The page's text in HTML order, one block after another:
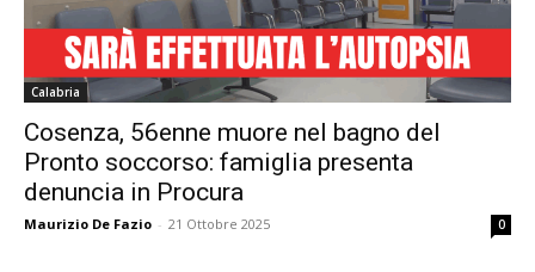
Calabria
Cosenza, 56enne muore nel bagno del
Pronto soccorso: famiglia presenta
denuncia in Procura
Maurizio De Fazio - 21 Ottobre 2025 0